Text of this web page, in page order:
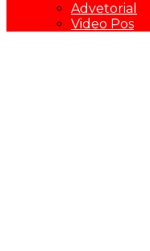
Advetorial
Video Pos